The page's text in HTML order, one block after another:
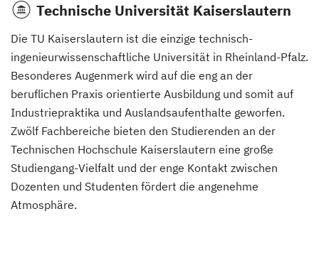
Technische Universität Kaiserslautern
Die TU Kaiserslautern ist die einzige technisch-
ingenieurwissenschaftliche Universität in Rheinland-Pfalz.
Besonderes Augenmerk wird auf die eng an der
beruflichen Praxis orientierte Ausbildung und somit auf
Industriepraktika und Auslandsaufenthalte geworfen.
Zwölf Fachbereiche bieten den Studierenden an der
Technischen Hochschule Kaiserslautern eine große
Studiengang-Vielfalt und der enge Kontakt zwischen
Dozenten und Studenten fördert die angenehme
Atmosphäre.